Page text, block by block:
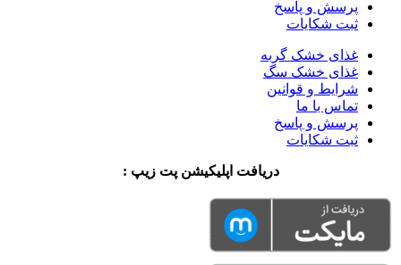
پرسش و پاسخ
ثبت شکایات
غذای خشک گربه
غذای خشک سگ
شرایط و قوانین
تماس با ما
پرسش و پاسخ
ثبت شکایات
دریافت اپلیکیشن پت زیپ :